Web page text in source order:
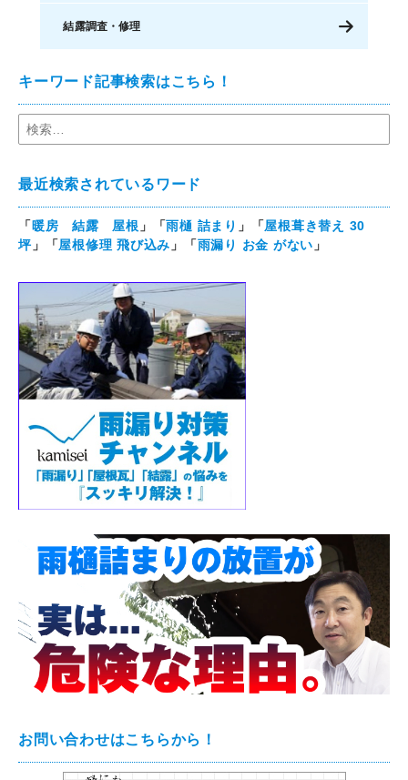
結露調査・修理
キーワード記事検索はこちら！
最近検索されているワード
「暖房 結露 屋根 」「雨樋 詰まり 」「屋根葺き替え 30
坪」「屋根修理 飛び込み 」「雨漏り お金 がない 」
お問い合わせはこちらから！